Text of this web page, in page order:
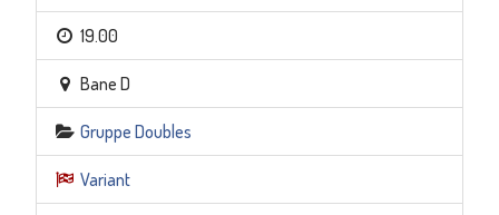
19.00
Bane D
Gruppe Doubles
Variant